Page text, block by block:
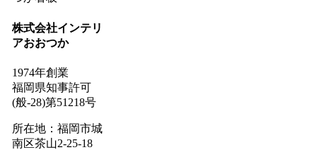
株式会社インテリ
アおおつか
1974年創業
福岡県知事許可
(般-28)第51218号
所在地：福岡市城
南区茶山2-25-18